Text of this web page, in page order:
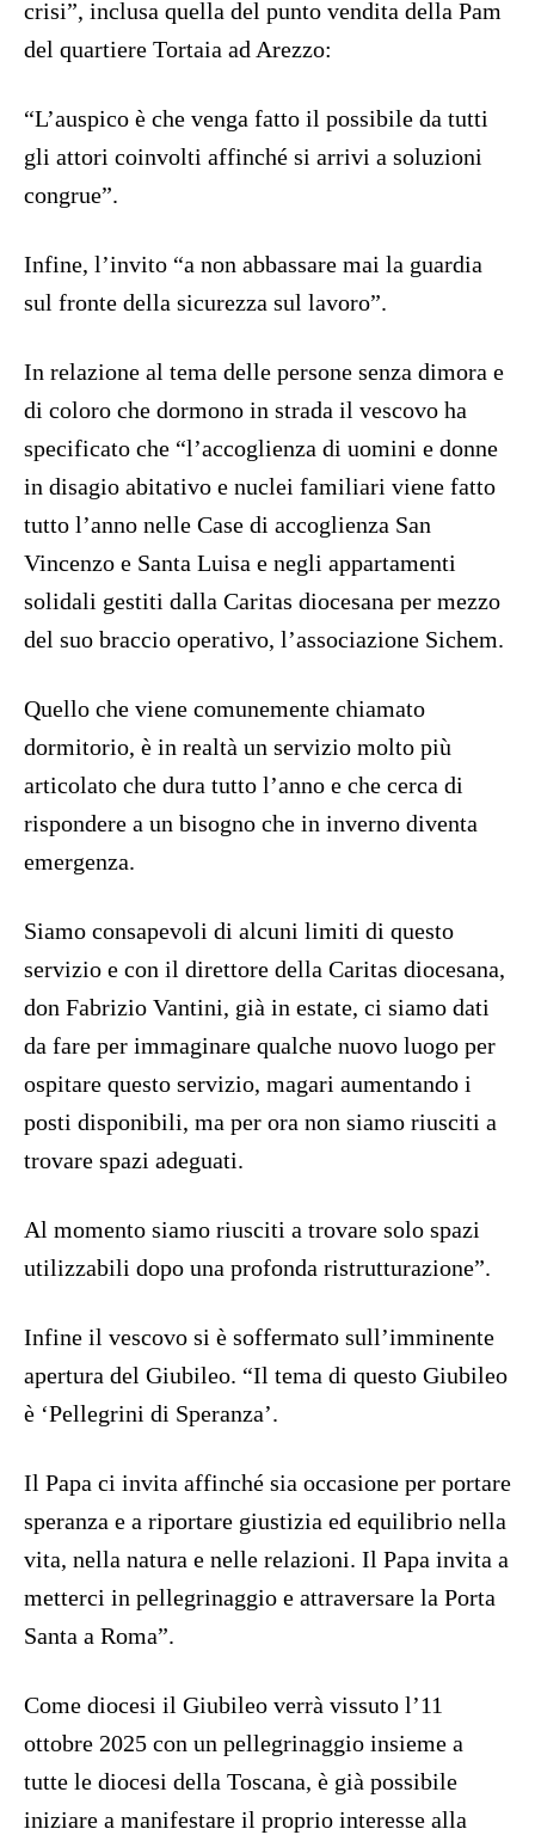
crisi”, inclusa quella del punto vendita della Pam
del quartiere Tortaia ad Arezzo:
“L’auspico è che venga fatto il possibile da tutti
gli attori coinvolti affinché si arrivi a soluzioni
congrue”.
Infine, l’invito “a non abbassare mai la guardia
sul fronte della sicurezza sul lavoro”.
In relazione al tema delle persone senza dimora e
di coloro che dormono in strada il vescovo ha
specificato che “l’accoglienza di uomini e donne
in disagio abitativo e nuclei familiari viene fatto
tutto l’anno nelle Case di accoglienza San
Vincenzo e Santa Luisa e negli appartamenti
solidali gestiti dalla Caritas diocesana per mezzo
del suo braccio operativo, l’associazione Sichem.
Quello che viene comunemente chiamato
dormitorio, è in realtà un servizio molto più
articolato che dura tutto l’anno e che cerca di
rispondere a un bisogno che in inverno diventa
emergenza.
Siamo consapevoli di alcuni limiti di questo
servizio e con il direttore della Caritas diocesana,
don Fabrizio Vantini, già in estate, ci siamo dati
da fare per immaginare qualche nuovo luogo per
ospitare questo servizio, magari aumentando i
posti disponibili, ma per ora non siamo riusciti a
trovare spazi adeguati.
Al momento siamo riusciti a trovare solo spazi
utilizzabili dopo una profonda ristrutturazione”.
Infine il vescovo si è soffermato sull’imminente
apertura del Giubileo. “Il tema di questo Giubileo
è ‘Pellegrini di Speranza’.
Il Papa ci invita affinché sia occasione per portare
speranza e a riportare giustizia ed equilibrio nella
vita, nella natura e nelle relazioni. Il Papa invita a
metterci in pellegrinaggio e attraversare la Porta
Santa a Roma”.
Come diocesi il Giubileo verrà vissuto l’11
ottobre 2025 con un pellegrinaggio insieme a
tutte le diocesi della Toscana, è già possibile
iniziare a manifestare il proprio interesse alla